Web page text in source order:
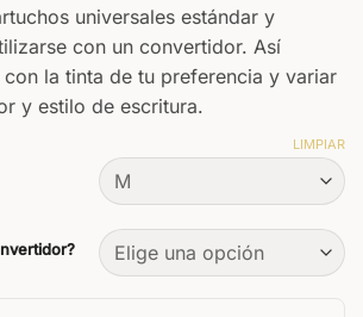
universales estándar y
con un convertidor. Así
la tinta de tu preferencia y variar
y estilo de escritura.
LIMPIAR